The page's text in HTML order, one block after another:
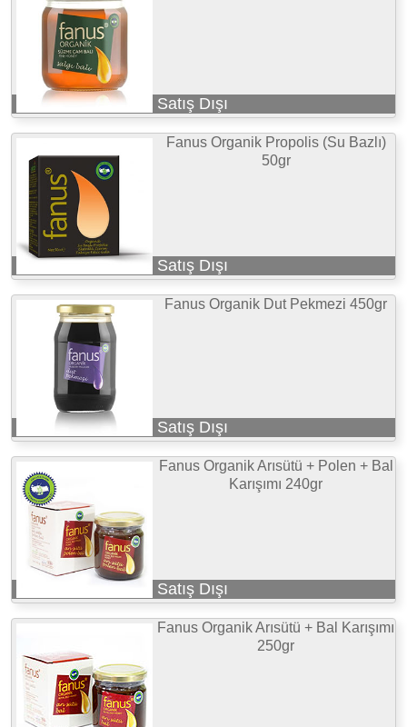
Satış Dışı
Fanus Organik Propolis (Su Bazlı)
50gr
Satış Dışı
Fanus Organik Dut Pekmezi 450gr
Satış Dışı
Fanus Organik Arısütü + Polen + Bal
Karışımı 240gr
Satış Dışı
Fanus Organik Arısütü + Bal Karışımı
250gr